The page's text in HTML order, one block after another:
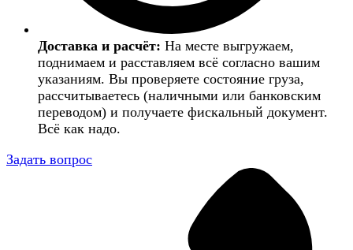
Доставка и расчёт: На месте выгружаем,
поднимаем и расставляем всё согласно вашим
указаниям. Вы проверяете состояние груза,
рассчитываетесь (наличными или банковским
переводом) и получаете фискальный документ.
Всё как надо.
Задать вопрос